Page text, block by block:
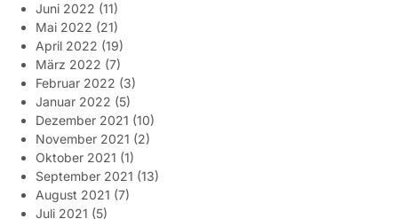
Juni 2022 (11)
Mai 2022 (21)
April 2022 (19)
März 2022 (7)
Februar 2022 (3)
Januar 2022 (5)
Dezember 2021 (10)
November 2021 (2)
Oktober 2021 (1)
September 2021 (13)
August 2021 (7)
Juli 2021 (5)